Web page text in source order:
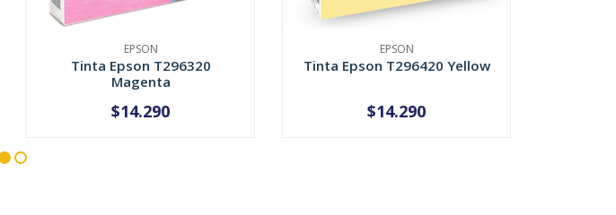
EPSON
Tinta Epson T296320
Magenta
AGOTADO
$14.290
EPSON
Tinta Epson T296420 Yellow
AGOTADO
$14.290